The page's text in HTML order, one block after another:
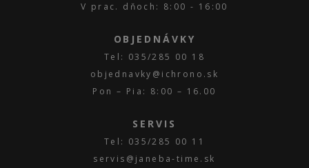
V prac. dňoch: 8:00 - 16:00
OBJEDNÁVKY
Tel: 035/285 00 18
objednavky@ichrono.sk
Pon – Pia: 8:00 – 16.00
SERVIS
Tel: 035/285 00 11
servis@janeba-time.sk